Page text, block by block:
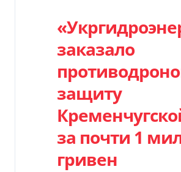
заказало
защиту
за почти 1
гривен